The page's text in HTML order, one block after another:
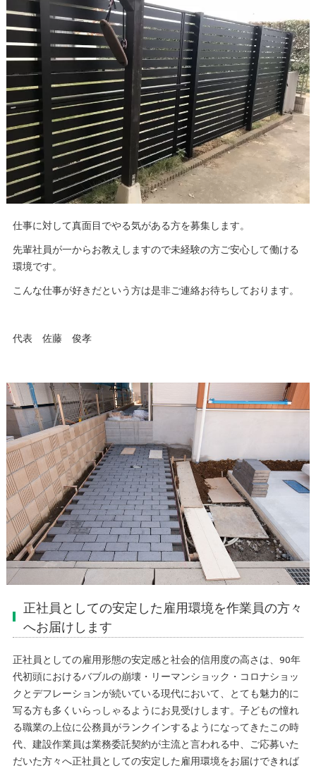
仕事に対して真面目でやる気がある方を募集します。
先輩社員が一からお教えしますので未経験の方ご安心して働ける
環境です。
こんな仕事が好きだという方は是非ご連絡お待ちしております。
代表 佐藤 俊孝
正社員としての安定した雇用環境を作業員の方々
へお届けします
正社員としての雇用形態の安定感と社会的信用度の高さは、90年
代初頭におけるバブルの崩壊・リーマンショック・コロナショッ
クとデフレーションが続いている現代において、とても魅力的に
写る方も多くいらっしゃるようにお見受けします。子どもの憧れ
る職業の上位に公務員がランクインするようになってきたこの時
代、建設作業員は業務委託契約が主流と言われる中、ご応募いた
だいた方々へ正社員としての安定した雇用環境をお届けできれば